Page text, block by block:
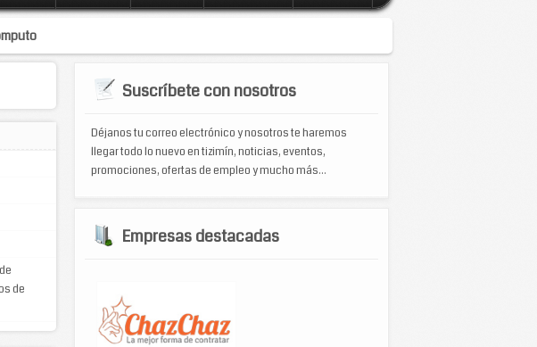
de
Suscríbete con nosotros
Déjanos tu correo electrónico y nosotros te haremos
llegar todo lo nuevo en tizimín, noticias, eventos,
promociones, ofertas de empleo y mucho más...
Empresas destacadas